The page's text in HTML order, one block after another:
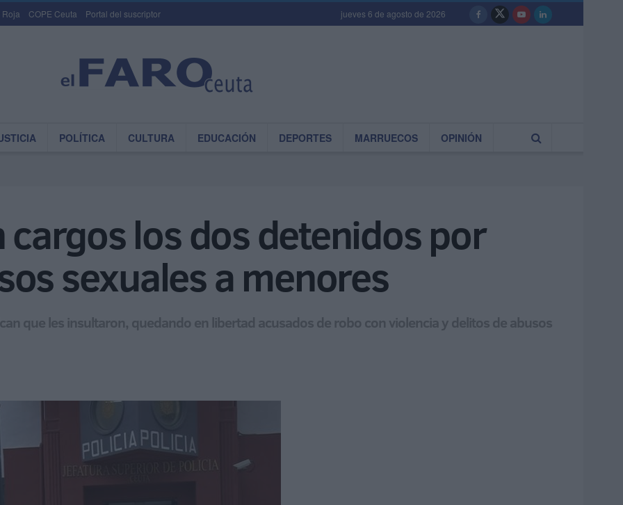
Roja COPE Ceuta Portal del suscriptor jueves 6 de agosto de 2026
POLÍTICA CULTURA EDUCACIÓN DEPORTES MARRUECOS OPINIÓN
cargos los dos detenidos por
sexuales a menores
que les insultaron, quedando en libertad acusados de robo con violencia y delitos de abusos